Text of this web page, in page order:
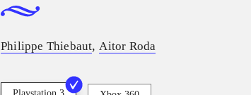
Philippe Thiebaut,Aitor Roda